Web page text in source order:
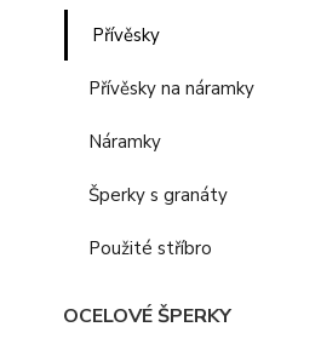
Přívěsky
Přívěsky na náramky
Náramky
Šperky s granáty
Použité stříbro
OCELOVÉ ŠPERKY